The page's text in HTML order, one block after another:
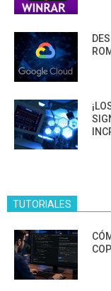
TUTORIALES